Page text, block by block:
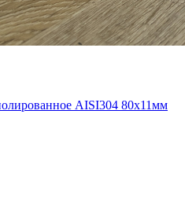
AISI304 80х11мм